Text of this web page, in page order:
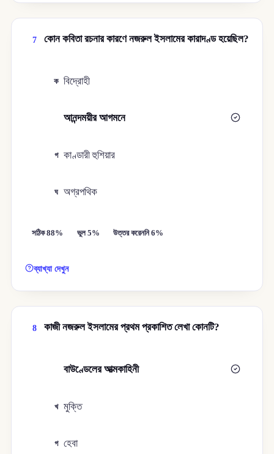
7 কোন কবিতা রচনার কারণে নজরুল ইসলামের কারাদণ্ড হয়েছিল?
ক বিদ্রোহী
আনন্দময়ীর আগমনে
গ কাণ্ডারী হুশিয়ার
ঘ অগ্রপথিক
সঠিক 88% ভুল 5% উত্তর করেননি 6%
ব্যাখ্যা দেখুন
8 কাজী নজরুল ইসলামের প্রথম প্রকাশিত লেখা কোনটি?
বাউণ্ডেলের আত্মকাহিনী
খ মুক্তি
গ হেবা